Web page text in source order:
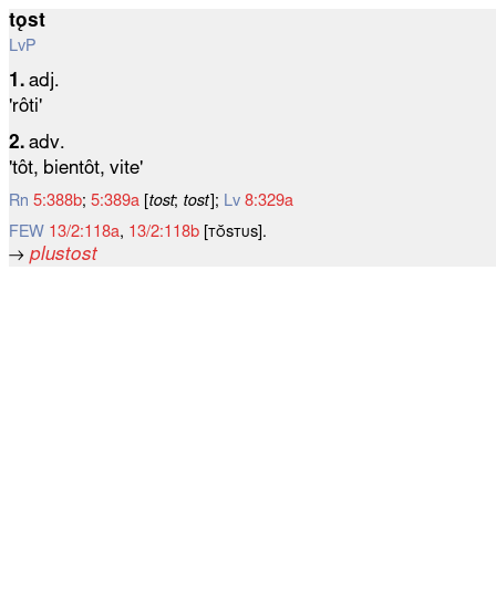
tǫst
LvP
1. adj.
'rôti'
2. adv.
'tôt, bientôt, vite'
Rn 5:388b; 5:389a tost; tost]; Lv 8:329a
FEW 13/2:118a, 13/2:118b [ᴛᴏ̆ѕᴛᴜѕ].
→ plustost